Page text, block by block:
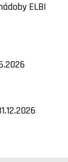
ELBI